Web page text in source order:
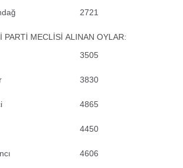
2721
PARTİ MECLİSİ ALINAN OYLAR:
3505
3830
4865
4450
4606